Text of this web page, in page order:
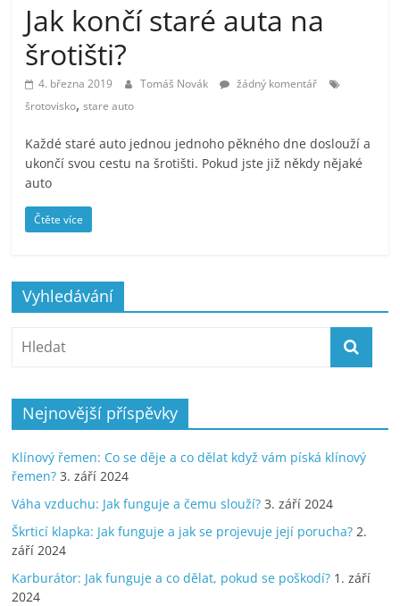
Jak končí staré auta na
šrotišti?
4. března 2019 Tomáš Novák
žádný komentář
šrotovisko,stare auto
Každé staré auto jednou jednoho pěkného dne doslouží a
ukončí svou cestu na šrotišti. Pokud jste již někdy nějaké
auto
Čtěte více
Vyhledávání
Nejnovější příspěvky
Klínový řemen: Co se děje a co dělat když vám píská klínový
řemen? 3. září 2024
Váha vzduchu: Jak funguje a čemu slouží? 3. září 2024
Škrticí klapka: Jak funguje a jak se projevuje její porucha? 2.
září 2024
Karburátor: Jak funguje a co dělat, pokud se poškodí? 1. září
2024